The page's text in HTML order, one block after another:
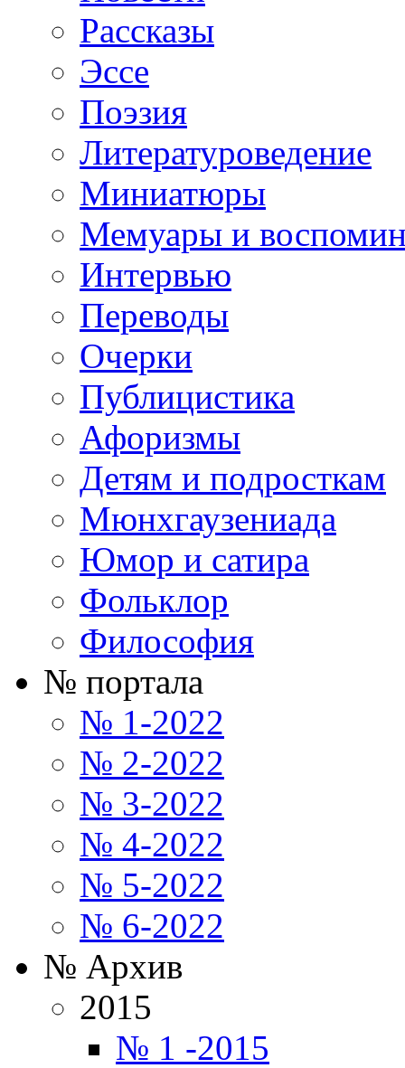
Рассказы
Эссе
Поэзия
Литературоведение
Миниатюры
Мемуары и
Интервью
Переводы
Очерки
Публицистика
Афоризмы
Детям и подросткам
Мюнхгаузениада
Юмор и сатира
Фольклор
Философия
№ портала
№ 1-2022
№ 2-2022
№ 3-2022
№ 4-2022
№ 5-2022
№ 6-2022
№ Архив
2015
№ 1 -2015